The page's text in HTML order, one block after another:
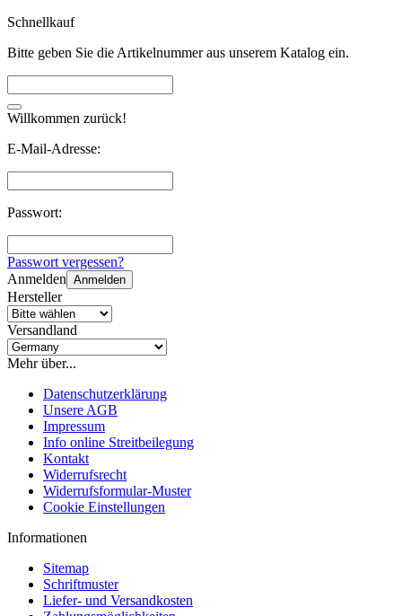
Schnellkauf
Bitte geben Sie die Artikelnummer aus unserem Katalog ein.
Willkommen zurück!
E-Mail-Adresse:
Passwort:
Passwort vergessen?
Anmelden Anmelden
Hersteller
Versandland
Mehr über...
Datenschutzerklärung
Unsere AGB
Impressum
Info online Streitbeilegung
Kontakt
Widerrufsrecht
Widerrufsformular-Muster
Cookie Einstellungen
Informationen
Sitemap
Schriftmuster
Liefer- und Versandkosten